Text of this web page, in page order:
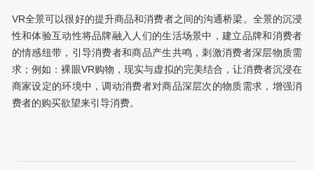
VR全景可以很好的提升商品和消费者之间的沟通桥梁。全景的沉浸
性和体验互动性将品牌融入人们的生活场景中，建立品牌和消费者
的情感纽带，引导消费者和商品产生共鸣，刺激消费者深层物质需
求；例如：裸眼VR购物，现实与虚拟的完美结合，让消费者沉浸在
商家设定的环境中，调动消费者对商品深层次的物质需求，增强消
费者的购买欲望来引导消费。